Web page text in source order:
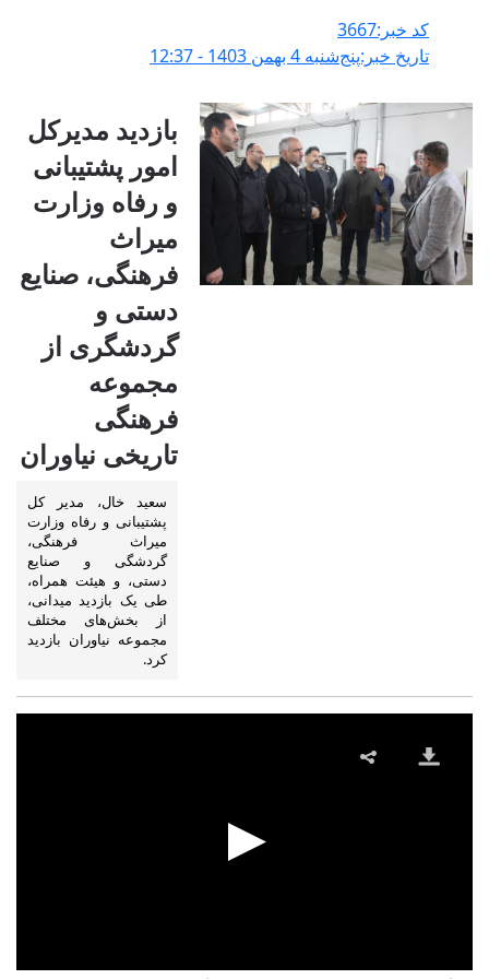
کد خبر:3667
تاریخ خبر:پنج‌شنبه 4 بهمن 1403 - 12:37
بازدید مدیرکل
امور پشتیبانی
و رفاه وزارت
میراث
فرهنگی، صنایع
دستی و
گردشگری از
مجموعه
فرهنگی
تاریخی نیاوران
سعید خال، مدیر کل
پشتیبانی و رفاه وزارت
میراث فرهنگی،
گردشگی و صنایع
دستی، و هیئت همراه،
طی یک بازدید میدانی،
از بخش‌های مختلف
مجموعه نیاوران بازدید
کرد.